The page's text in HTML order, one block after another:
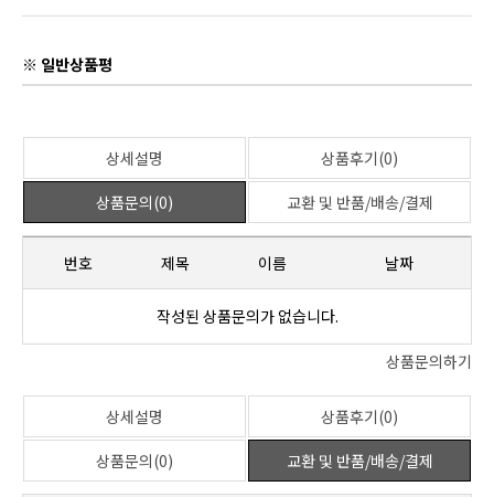
※ 일반상품평
상세설명
상품후기(0)
상품문의(0)
교환 및 반품/배송/결제
번호 제목 이름 날짜
작성된 상품문의가 없습니다.
상품문의하기
상세설명
상품후기(0)
상품문의(0)
교환 및 반품/배송/결제